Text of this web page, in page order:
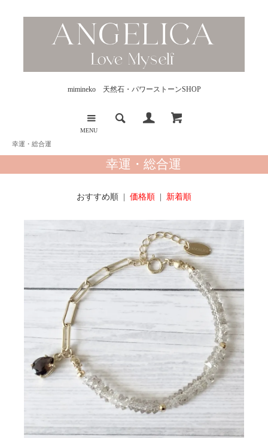
mimineko 天然石・パワーストーンSHOP
MENU
幸運・総合運
幸運・総合運
おすすめ順 | 価格順 新着順